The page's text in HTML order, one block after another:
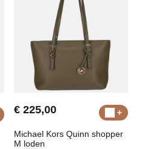
€ 225,00
Michael Kors Quinn shopper
M loden